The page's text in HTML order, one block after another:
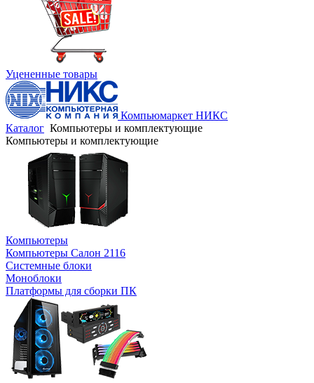
Уцененные товары
Компьюмаркет НИКС
Каталог Компьютеры и комплектующие
Компьютеры и комплектующие
Компьютеры
Компьютеры Салон 2116
Системные блоки
Моноблоки
Платформы для сборки ПК